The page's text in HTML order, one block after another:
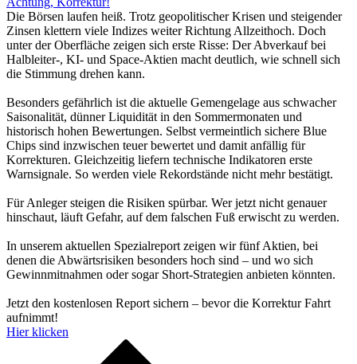
Die Börsen laufen heiß. Trotz geopolitischer Krisen und steigender
Zinsen klettern viele Indizes weiter Richtung Allzeithoch. Doch
unter der Oberfläche zeigen sich erste Risse: Der Abverkauf bei
Halbleiter-, KI- und Space-Aktien macht deutlich, wie schnell sich
die Stimmung drehen kann.
Besonders gefährlich ist die aktuelle Gemengelage aus schwacher
Saisonalität, dünner Liquidität in den Sommermonaten und
historisch hohen Bewertungen. Selbst vermeintlich sichere Blue
Chips sind inzwischen teuer bewertet und damit anfällig für
Korrekturen. Gleichzeitig liefern technische Indikatoren erste
Warnsignale. So werden viele Rekordstände nicht mehr bestätigt.
Für Anleger steigen die Risiken spürbar. Wer jetzt nicht genauer
hinschaut, läuft Gefahr, auf dem falschen Fuß erwischt zu werden.
In unserem aktuellen Spezialreport zeigen wir fünf Aktien, bei
denen die Abwärtsrisiken besonders hoch sind – und wo sich
Gewinnmitnahmen oder sogar Short-Strategien anbieten könnten.
Jetzt den kostenlosen Report sichern – bevor die Korrektur Fahrt
aufnimmt!
Hier klicken